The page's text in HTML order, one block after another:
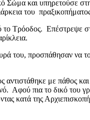
Σώμα και υπηρετούσε
του
το Τρόοδος. Επέστρεψε
του, προσπάθησαν να
αντιστάθηκε με πάθος
Αφού πια το δικό του
κατά της